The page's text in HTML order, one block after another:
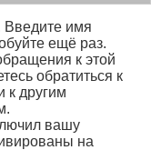
Введите имя
ещё раз.
к этой
обратиться к
к другим
вашу
на